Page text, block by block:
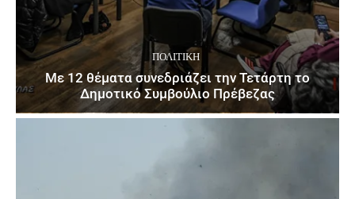
ΠΟΛΙΤΙΚΉ
Με 12 θέματα συνεδριάζει την Τετάρτη το
Δημοτικό Συμβούλιο Πρέβεζας